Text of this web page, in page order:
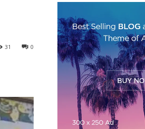
0
31